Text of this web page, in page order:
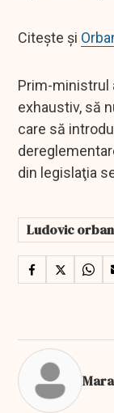
Citește și
Prim-ministrul
exhaustiv, să
care să
din legislaţia
Ludovic orban